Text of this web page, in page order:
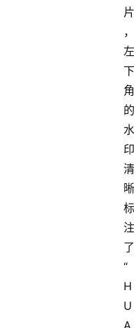
片
，
左
下
角
的
水
印
清
晰
标
注
了
“
H
U
A